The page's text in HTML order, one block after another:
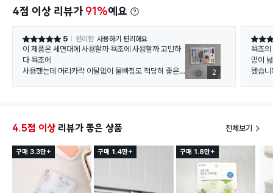
4점 이상 리뷰가 91%예요
별점 5점 5 편리함 사용하기 편리해요
이 제품은 세면대에 사용할까 욕조에 사용할까 고민하
다 욕조에
사용했는데 머리카락 이탈없이 물빠짐도 적당히 좋은
2
별점 5
욕조의
망이
됐습니
4.5점 이상 리뷰가 좋은 상품 전체보기
구매 3.3만+ 구매 1.4만+ 구매 1.8만+